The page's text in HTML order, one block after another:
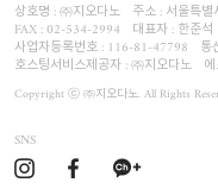
상호명 : ㈜지오다노 주소 : 서울특
FAX : 02-534-2994 대표자 : 한준석
사업자등록번호 : 116-81-47798 통
호스팅서비스제공자 : ㈜지오다노
Copyright ⓒ ㈜지오다노. All Rights
SNS